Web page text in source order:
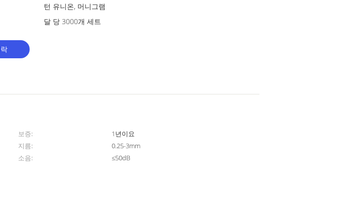
턴 유니온, 머니그램
달 당 3000개 세트
보증:
1년이요
지름:
0.25-3mm
소음:
≤50dB